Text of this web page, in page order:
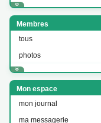
Membres
tous
photos
Mon espace
mon journal
ma messagerie